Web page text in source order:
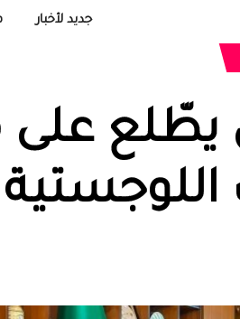
جديد لأخبار
يطّلع